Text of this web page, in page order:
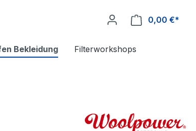
0,00 €*
Bekleidung Filterworkshops